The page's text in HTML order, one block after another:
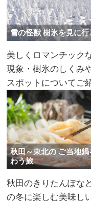
雪の怪獣 樹氷を見に行
美しくロマンチック
現象・樹氷のしくみ
スポットについてご
秋田～東北の ご当地鍋
わう旅
秋田のきりたんぽな
の冬に楽しむ美味し